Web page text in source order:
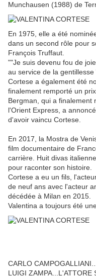
Munchausen (1988) de
En 1975, elle a été
dans un second rôle pour
François Truffaut.
""Je suis devenu fou de
au service de la gentillesse
Cortese a également été
finalement remporté un
Bergman, qui a finalement
l'Orient Express, a
d'avoir vaincu Cortese.
En 2017, la Mostra de
film documentaire de
carrière. Huit divas
pour raconter son histoire.
Cortese a eu un fils,
de neuf ans avec l'acteur
décédée à Milan en 2015.
Valentina a toujours été
CARLO
LUIGI ZAMPA...L'ATTORE